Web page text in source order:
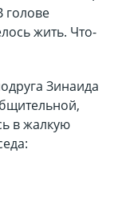
голове
жить. Что-
Зинаида
в жалкую